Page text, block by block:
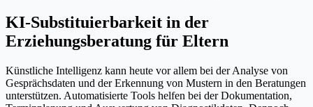
KI-Substituierbarkeit in der
Erziehungsberatung für Eltern
Künstliche Intelligenz kann heute vor allem bei der Analyse von
Gesprächsdaten und der Erkennung von Mustern in den Beratungen
unterstützen. Automatisierte Tools helfen bei der Dokumentation,